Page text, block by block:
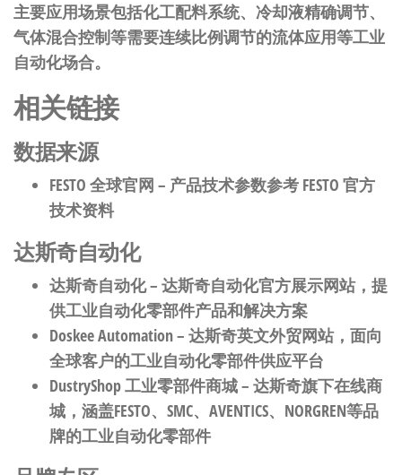
主要应用场景包括化工配料系统、冷却液精确调节、
气体混合控制等需要连续比例调节的流体应用等工业
自动化场合。
相关链接
数据来源
FESTO 全球官网 – 产品技术参数参考 FESTO 官方
技术资料
达斯奇自动化
达斯奇自动化– 达斯奇自动化官方展示网站，提
供工业自动化零部件产品和解决方案
Doskee Automation– 达斯奇英文外贸网站，面向
全球客户的工业自动化零部件供应平台
DustryShop 工业零部件商城– 达斯奇旗下在线商
城，涵盖FESTO、SMC、AVENTICS、NORGREN等品
牌的工业自动化零部件